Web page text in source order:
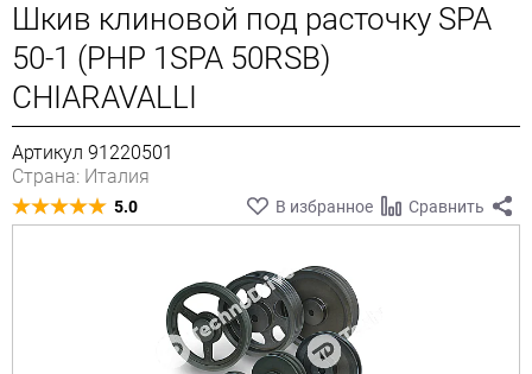
Шкив клиновой под расточку SPA
50-1 (PHP 1SPA 50RSB)
CHIARAVALLI
Артикул 91220501
Страна: Италия
5.0 В избранное Сравнить